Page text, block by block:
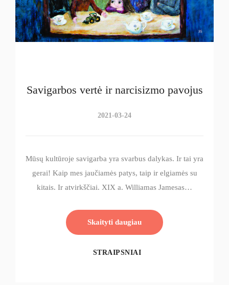
Savigarbos vertė ir narcisizmo pavojus
2021-03-24
Mūsų kultūroje savigarba yra svarbus dalykas. Ir tai yra
gerai! Kaip mes jaučiamės patys, taip ir elgiamės su
kitais. Ir atvirkščiai. XIX a. Williamas Jamesas…
Skaityti daugiau
STRAIPSNIAI